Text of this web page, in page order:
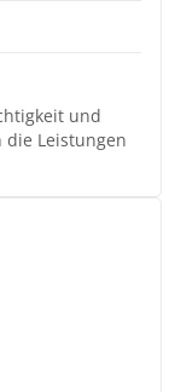
und
die Leistungen